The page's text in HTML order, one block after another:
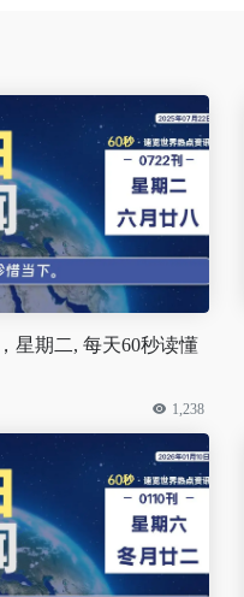
星期二, 每天60秒读懂
1,238